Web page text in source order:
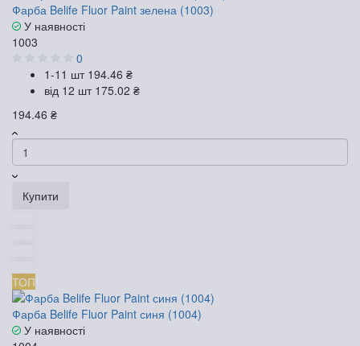
Фарба Belife Fluor Paint зелена (1003)
У наявності
1003
0
1-11 шт 194.46 ₴
від 12 шт 175.02 ₴
194.46 ₴
Купити
ТОП
Фарба Belife Fluor Paint синя (1004)
У наявності